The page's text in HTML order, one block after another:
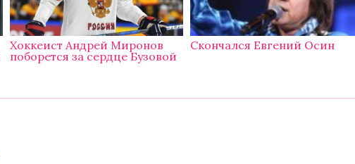
Хоккеист Андрей Миронов
поборется за сердце Бузовой
Скончался Евгений Осин